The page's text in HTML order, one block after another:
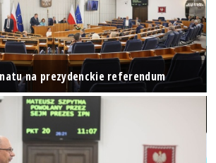
na prezydenckie referendum